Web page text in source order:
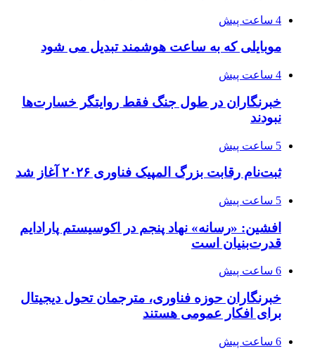
4 ساعت پیش
موبایلی که به ساعت هوشمند تبدیل می شود
4 ساعت پیش
خبرنگاران در طول جنگ فقط روایتگر خسارت‌ها
نبودند
5 ساعت پیش
ثبت‌نام رقابت بزرگ المپیک فناوری ۲۰۲۶ آغاز شد
5 ساعت پیش
افشین: «رسانه» نهاد پنجم در اکوسیستم پارادایم
قدرت‌بنیان است
6 ساعت پیش
خبرنگاران حوزه فناوری، مترجمان تحول دیجیتال
برای افکار عمومی هستند
6 ساعت پیش